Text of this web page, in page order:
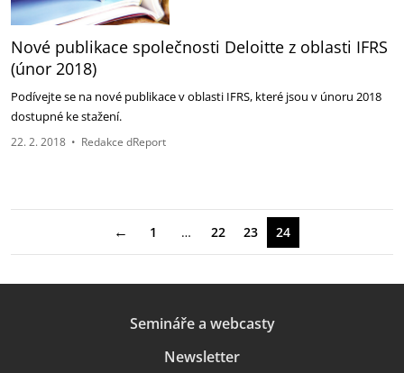
Nové publikace společnosti Deloitte z oblasti IFRS
(únor 2018)
Podívejte se na nové publikace v oblasti IFRS, které jsou v únoru 2018
dostupné ke stažení.
22. 2. 2018 • Redakce dReport
← 1 … 22 23 24
Semináře a webcasty
Newsletter